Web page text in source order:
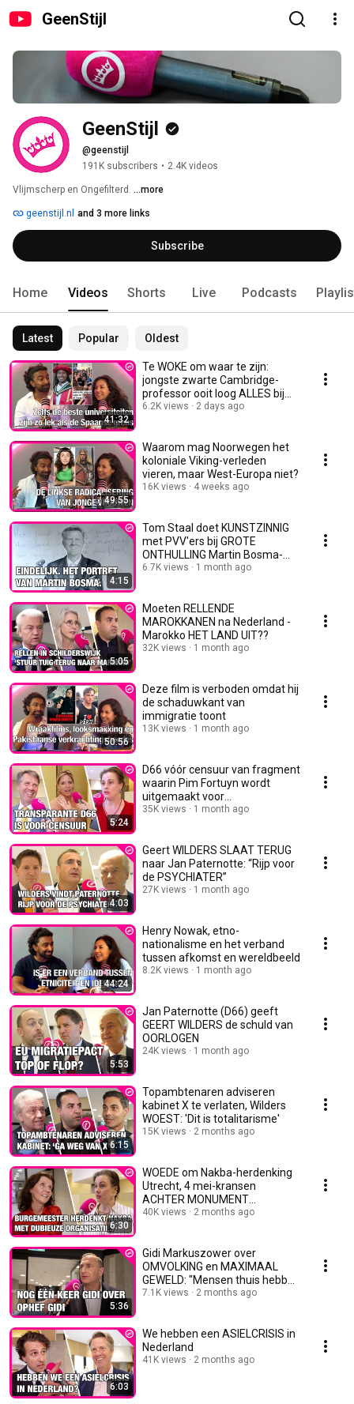
GeenStijl
GeenStijl
@geenstijl
191K subscribers • 2.4K videos
Vlijmscherp en Ongefilterd. ...more
geenstijl.nl and 3 more links
Subscribe
Home Videos Shorts Live Podcasts
Latest Popular Oldest
41:32
Te WOKE om waar te zijn:
jongste zwarte Cambridge-
professor ooit loog ALLES bij
elkaar
6.2K views 2 days ago
49:55
Waarom mag Noorwegen het
koloniale Viking-verleden
vieren, maar West-Europa niet?
16K views 4 weeks ago
4:15
Tom Staal doet KUNSTZINNIG
met PVV'ers bij GROTE
ONTHULLING Martin Bosma-
schilderij
6.7K views 1 month ago
5:05
Moeten RELLENDE
MAROKKANEN na Nederland -
Marokko HET LAND UIT??
32K views 1 month ago
50:56
Deze film is verboden omdat hij
de schaduwkant van
immigratie toont
13K views 1 month ago
5:24
D66 vóór censuur van fragment
waarin Pim Fortuyn wordt
uitgemaakt voor
'minderwaardig mens'
35K views 1 month ago
4:03
Geert WILDERS SLAAT TERUG
naar Jan Paternotte: “Rijp voor
de PSYCHIATER”
27K views 1 month ago
44:24
Henry Nowak, etno-
nationalisme en het verband
tussen afkomst en wereldbeeld
8.2K views 1 month ago
5:53
Jan Paternotte (D66) geeft
GEERT WILDERS de schuld van
OORLOGEN
24K views 1 month ago
6:15
Topambtenaren adviseren
kabinet X te verlaten, Wilders
WOEST: 'Dit is totalitarisme'
15K views 2 months ago
6:30
WOEDE om Nakba-herdenking
Utrecht, 4 mei-kransen
ACHTER MONUMENT
GEKIEPERD
40K views 2 months ago
5:36
Gidi Markuszower over
OMVOLKING en MAXIMAAL
GEWELD: "Mensen thuis hebben
mij gehoord"
7.1K views 2 months ago
6:03
We hebben een ASIELCRISIS in
Nederland
41K views 2 months ago